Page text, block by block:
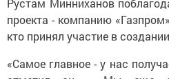
Рустам Минниханов
проекта - компанию
кто принял участие в
«Самое главное - у нас